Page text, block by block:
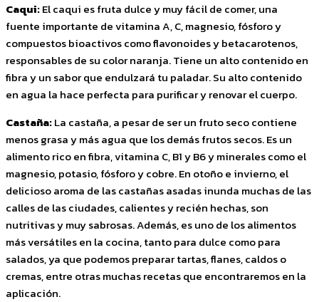
Caqui:El caqui es fruta dulce y muy fácil de comer, una
fuente importante de vitamina A, C, magnesio, fósforo y
compuestos bioactivos como flavonoides y betacarotenos,
responsables de su color naranja. Tiene un alto contenido en
fibra y un sabor que endulzará tu paladar. Su alto contenido
en agua la hace perfecta para purificar y renovar el cuerpo.
Castaña:La castaña, a pesar de ser un fruto seco contiene
menos grasa y más agua que los demás frutos secos. Es un
alimento rico en fibra, vitamina C, B1 y B6 y minerales como el
magnesio, potasio, fósforo y cobre. En otoño e invierno, el
delicioso aroma de las castañas asadas inunda muchas de las
calles de las ciudades, calientes y recién hechas, son
nutritivas y muy sabrosas. Además, es uno de los alimentos
más versátiles en la cocina, tanto para dulce como para
salados, ya que podemos preparar tartas, flanes, caldos o
cremas, entre otras muchas recetas que encontraremos en la
aplicación.